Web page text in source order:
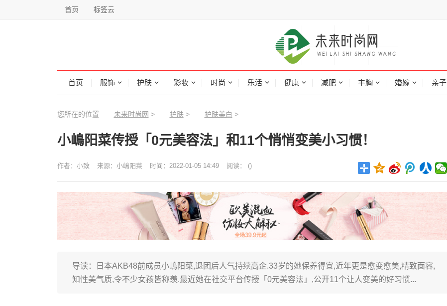
首页 标签云
首页 服饰 护肤 彩妆 时尚 乐活 健康 减肥 丰胸 婚嫁 亲子
您所在的位置 未来时尚网 > 护肤> 护肤美白 >
小嶋阳菜传授「0元美容法」和11个悄悄变美小习惯！
作者： 小致 来源： 小嶋阳菜 时间：2022-01-05 14:49 阅读： ()
导读：日本AKB48前成员小嶋阳菜,退团后人气持续高企.33岁的她保养得宜,近年更是愈变愈美,精致面容,
知性美气质,令不少女孩皆称羡.最近她在社交平台传授「0元美容法」,公开11个让人变美的好习惯...